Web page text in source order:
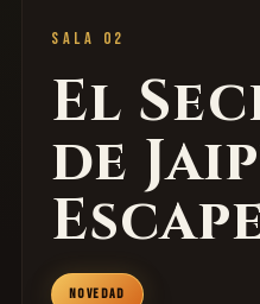
SALA 02
El
de
NOVEDAD